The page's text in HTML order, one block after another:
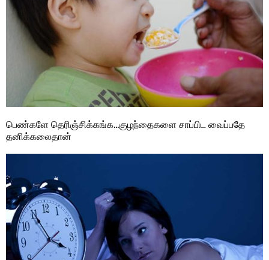
பெண்களே தெரிஞ்சிக்கங்க…குழந்தைகளை சாப்பிட வைப்பதே
தனிக்கலைதான்